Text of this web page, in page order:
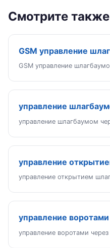
Смотрите также
GSM управление
GSM управление
управление
управление шлагбаумом
управление
управление открытием
управление
управление воротами